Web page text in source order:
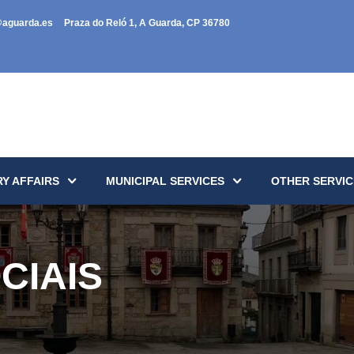
Praza do Reló 1, A Guarda, CP 36780
AFFAIRS MUNICIPAL SERVICES OTHER